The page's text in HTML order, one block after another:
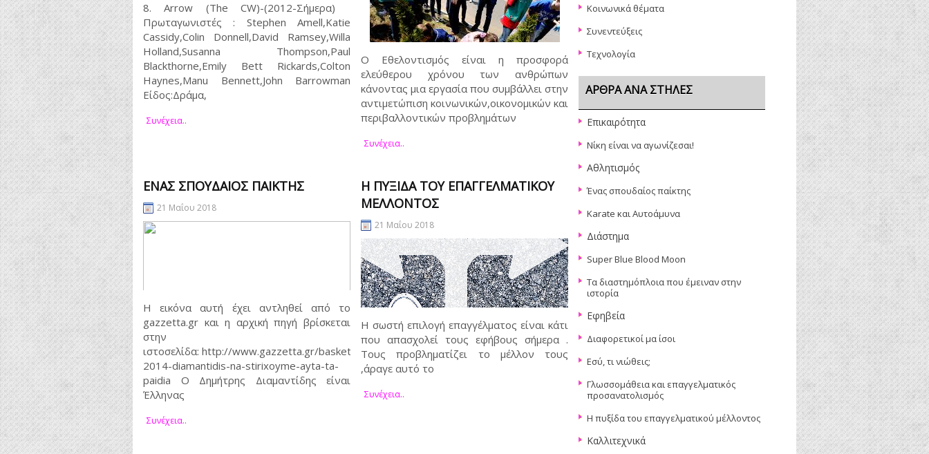
8. Arrow (The CW)-(2012-Σήμερα)
Πρωταγωνιστές : Stephen Amell,Katie
Cassidy,Colin Donnell,David Ramsey,Willa
Holland,Susanna Thompson,Paul
Blackthorne,Emily Bett Rickards,Colton
Haynes,Manu Bennett,John Barrowman
Είδος:Δράμα,
Συνέχεια..
Ο Εθελοντισμός είναι η προσφορά
ελεύθερου χρόνου των ανθρώπων
κάνοντας μια εργασία που συμβάλλει στην
αντιμετώπιση κοινωνικών,οικονομικών και
περιβαλλοντικών προβλημάτων
Συνέχεια..
ΈΝΑΣ ΣΠΟΥΔΑΊΟΣ ΠΑΊΚΤΗΣ
21 Μαΐου 2018
Η εικόνα αυτή έχει αντληθεί από το
gazzetta.gr και η αρχική πηγή βρίσκεται
στην
ιστοσελίδα: http://www.gazzetta.gr/basketball/article/646518/mundobasket-
2014-diamantidis-na-stirixoyme-ayta-ta-
paidia Ο Δημήτρης Διαμαντίδης είναι
Έλληνας
Συνέχεια..
Η ΠΥΞΊΔΑ ΤΟΥ ΕΠΑΓΓΕΛΜΑΤΙΚΟΎ
ΜΈΛΛΟΝΤΟΣ
21 Μαΐου 2018
Η σωστή επιλογή επαγγέλματος είναι κάτι
που απασχολεί τους εφήβους σήμερα .
Τους προβληματίζει το μέλλον τους
,άραγε αυτό το
Συνέχεια..
Κοινωνικά θέματα
Συνεντεύξεις
Τεχνολογία
ΆΡΘΡΑ ΑΝΆ ΣΤΉΛΕΣ
Επικαιρότητα
Νίκη είναι να αγωνίζεσαι!
Αθλητισμός
Ένας σπουδαίος παίκτης
Karate και Αυτοάμυνα
Διάστημα
Super Blue Blood Moon
Τα διαστημόπλοια που έμειναν στην
ιστορία
Εφηβεία
Διαφορετικοί μα ίσοι
Εσύ, τι νιώθεις;
Γλωσσομάθεια και επαγγελματικός
προσανατολισμός
Η πυξίδα του επαγγελματικού μέλλοντος
Καλλιτεχνικά